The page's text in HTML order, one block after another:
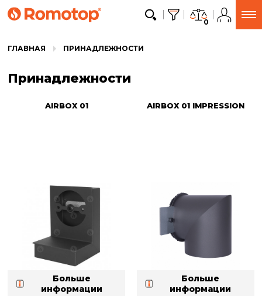
0
ГЛАВНАЯ ПРИНАДЛЕЖНОСТИ
Принадлежности
AIRBOX 01
Больше
информации
AIRBOX 01 IMPRESSION
Больше
информации